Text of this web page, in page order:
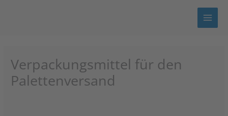
Verpackungsmittel für den
Palettenversand